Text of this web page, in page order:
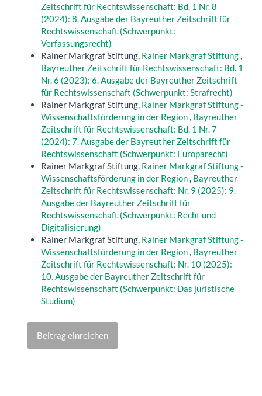
Zeitschrift für Rechtswissenschaft: Bd. 1 Nr. 8
(2024): 8. Ausgabe der Bayreuther Zeitschrift für
Rechtswissenschaft (Schwerpunkt:
Verfassungsrecht)
Rainer Markgraf Stiftung, Rainer Markgraf Stiftung
Bayreuther Zeitschrift für Rechtswissenschaft: Bd. 1
Nr. 6 (2023): 6. Ausgabe der Bayreuther Zeitschrift
für Rechtswissenschaft (Schwerpunkt: Strafrecht)
Rainer Markgraf Stiftung, Rainer Markgraf Stiftung -
Wissenschaftsförderung in der Region Bayreuther
Zeitschrift für Rechtswissenschaft: Bd. 1 Nr. 7
(2024): 7. Ausgabe der Bayreuther Zeitschrift für
Rechtswissenschaft (Schwerpunkt: Europarecht)
Rainer Markgraf Stiftung, Rainer Markgraf Stiftung -
Wissenschaftsförderung in der Region Bayreuther
Zeitschrift für Rechtswissenschaft: Nr. 9 (2025): 9.
Ausgabe der Bayreuther Zeitschrift für
Rechtswissenschaft (Schwerpunkt: Recht und
Digitalisierung)
Rainer Markgraf Stiftung, Rainer Markgraf Stiftung -
Wissenschaftsförderung in der Region Bayreuther
Zeitschrift für Rechtswissenschaft: Nr. 10 (2025):
10. Ausgabe der Bayreuther Zeitschrift für
Rechtswissenschaft (Schwerpunkt: Das juristische
Studium)
Beitrag einreichen